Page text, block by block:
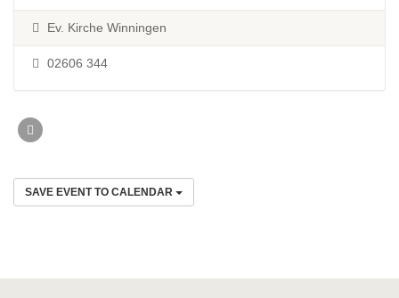
Ev. Kirche Winningen
02606 344
SAVE EVENT TO CALENDAR